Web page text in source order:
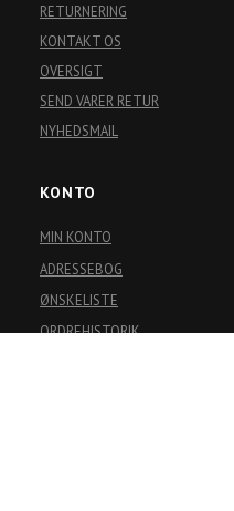
RETURNERING
KONTAKT OS
OVERSIGT
SEND VARER RETUR
NYHEDSMAIL
KONTO
MIN KONTO
ADRESSEBOG
ØNSKELISTE
ORDREHISTORIK